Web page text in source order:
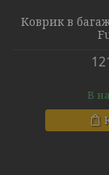
Коврик в
В